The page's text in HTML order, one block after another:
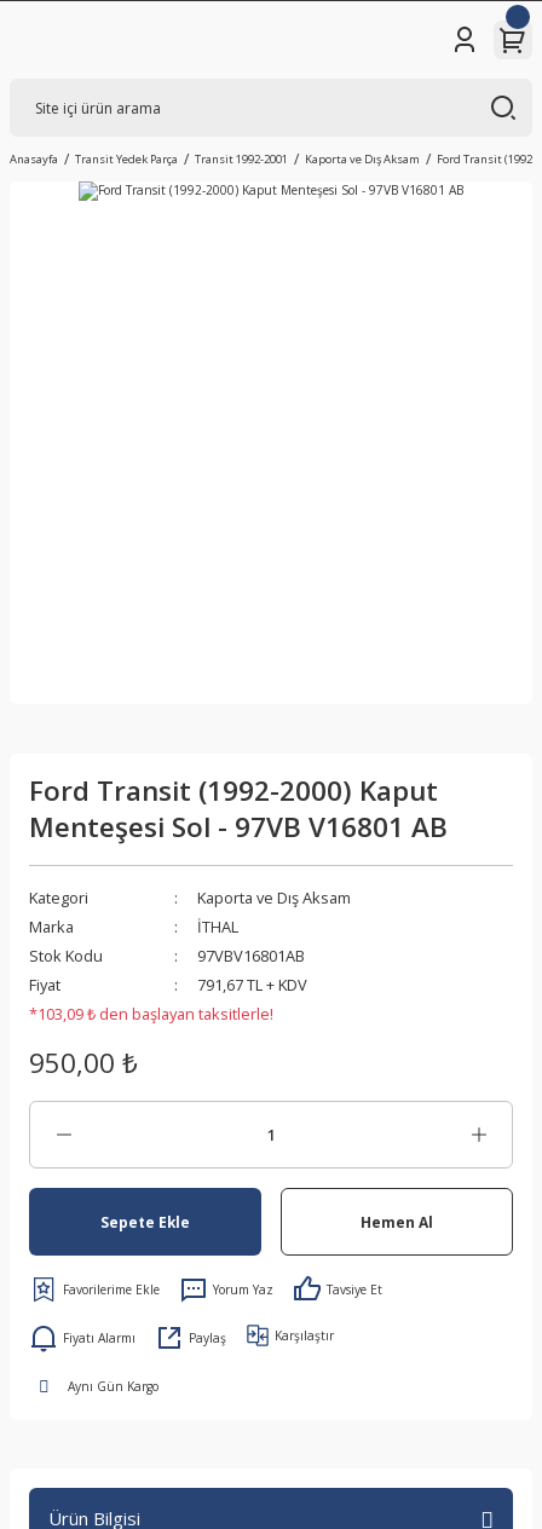
Anasayfa Transit Yedek Parça Transit 1992-2001 Kaporta ve Dış Aksam Ford Transit (1992-
Ford Transit (1992-2000) Kaput
Menteşesi Sol - 97VB V16801 AB
Kategori
Kaporta ve Dış Aksam
Marka
İTHAL
Stok Kodu
97VBV16801AB
Fiyat
791,67 TL + KDV
*103,09 ₺ den başlayan taksitlerle!
950,00 ₺
Sepete Ekle Hemen Al
Yorum Yaz Tavsiye Et
Fiyatı Alarmı Paylaş Karşılaştır
Aynı Gün Kargo
Ürün Bilgisi